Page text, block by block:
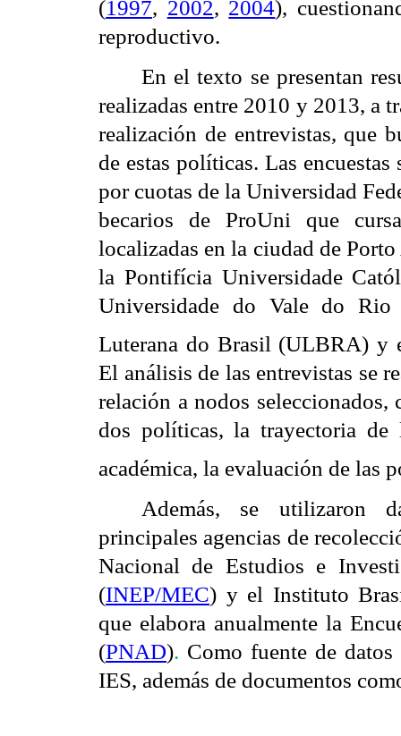
(1997, 2002, 2004),
reproductivo.
En el texto se presentan
realizadas entre 2010 y 2013, a
realización de entrevistas, que
de estas políticas. Las
por cuotas de la Universidad
becarios de ProUni que
localizadas en la ciudad de
la Pontifícia Universidade
Universidade do Vale do
Luterana do Brasil (ULBRA) y
El análisis de las entrevistas se
relación a nodos
dos políticas, la trayectoria
académica, la evaluación de las
Además, se utilizaron
principales agencias de
Nacional de Estudios e
(INEP/MEC) y el Instituto
que elabora anualmente la
(PNAD). Como fuente de
IES, además de documentos